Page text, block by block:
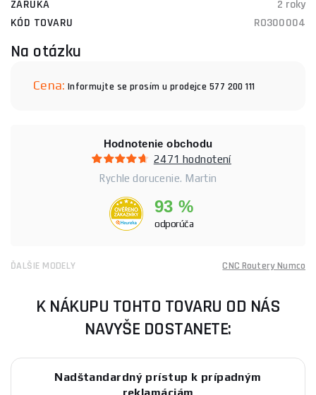
ZÁRUKA
2 roky
KÓD TOVARU
RO300004
Na otázku
Cena: Informujte se prosím u prodejce 577 200 111
Hodnotenie obchodu
2471 hodnotení
Rychle dorucenie. Martin
93 %
odporúča
ĎALŠIE MODELY CNC Routery Numco
K NÁKUPU TOHTO TOVARU OD NÁS
NAVYŠE DOSTANETE:
Nadštandardný prístup k prípadným